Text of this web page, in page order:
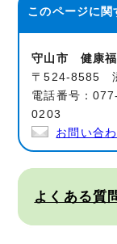
このページに関
守山市 健康
〒524-8585
電話番号：
0203
お問い合
よくある質